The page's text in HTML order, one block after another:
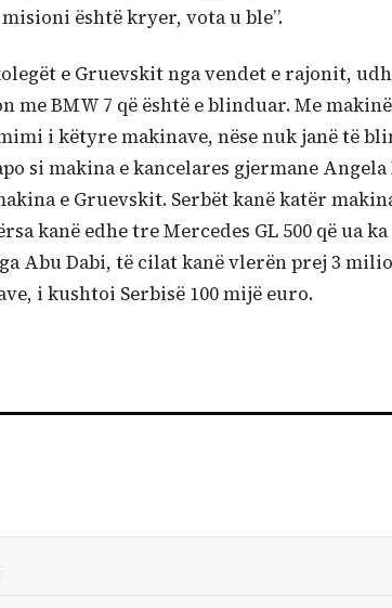
është kryer, vota u ble”.
e Gruevskit nga vendet e rajonit,
me BMW 7 që është e blinduar. Me
i këtyre makinave, nëse nuk janë të
si makina e kancelares gjermane
e Gruevskit. Serbët kanë katër
kanë edhe tre Mercedes GL 500 që ua
Abu Dabi, të cilat kanë vlerën prej 3
i kushtoi Serbisë 100 mijë euro.